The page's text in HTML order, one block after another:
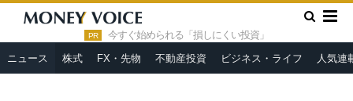
PR 今すぐ始められる「損しにくい投資」
ニュース 株式 FX・先物 不動産投資 ビジネス・ライフ 人気連
HOME » ニュース »
「円安＝国力低下」の嘘。日本が“安い
国”になった3つの理由、競争力復活を見据えて個人がやるべきこと